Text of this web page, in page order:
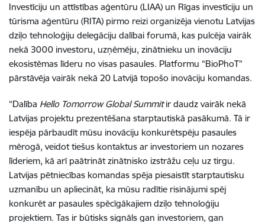
Investīciju un attīstības aģentūru (LIAA) un Rīgas investīciju un
tūrisma aģentūru (RITA) pirmo reizi organizēja vienotu Latvijas
dziļo tehnoloģiju delegāciju dalībai forumā, kas pulcēja vairāk
nekā 3000 investoru, uzņēmēju, zinātnieku un inovāciju
ekosistēmas līderu no visas pasaules. Platformu “BioPhoT”
pārstāvēja vairāk nekā 20 Latvijā topošo inovāciju komandas.
“Dalība Hello Tomorrow Global Summitir daudz vairāk nekā
Latvijas projektu prezentēšana starptautiskā pasākumā. Tā ir
iespēja pārbaudīt mūsu inovāciju konkurētspēju pasaules
mērogā, veidot tiešus kontaktus ar investoriem un nozares
līderiem, kā arī paātrināt zinātnisko izstrāžu ceļu uz tirgu.
Latvijas pētniecības komandas spēja piesaistīt starptautisku
uzmanību un apliecināt, ka mūsu radītie risinājumi spēj
konkurēt ar pasaules spēcīgākajiem dziļo tehnoloģiju
projektiem. Tas ir būtisks signāls gan investoriem, gan